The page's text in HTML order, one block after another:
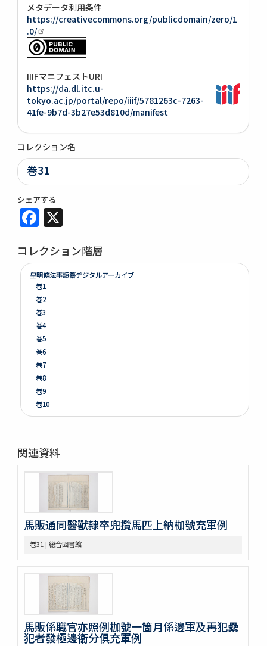
メタデータ利用条件
https://creativecommons.org/publicdomain/zero/1
.0/
IIIFマニフェストURI
https://da.dl.itc.u-
tokyo.ac.jp/portal/repo/iiif/5781263c-7263-
41fe-9b7d-3b27e53d810d/manifest
コレクション名
巻31
シェアする
Facebook
コレクション階層
皇明條法事類纂デジタルアーカイブ
巻1
巻2
巻3
巻4
巻5
巻6
巻7
巻8
巻9
巻10
巻11
巻14
巻15
巻16
巻18
巻19
巻21
巻22
巻23
巻24
巻25
巻26
巻27
巻28
関連資料
馬販通同醫獸隸卒兜攬馬匹上納枷號充軍例
巻31 | 総合図書館
馬販係職官亦照例枷號一箇月係邊軍及再犯纍
犯者發極邊衞分俱充軍例